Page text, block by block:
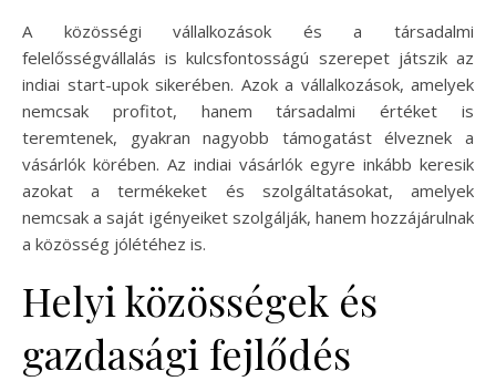
A közösségi vállalkozások és a társadalmi
felelősségvállalás is kulcsfontosságú szerepet játszik az
indiai start-upok sikerében. Azok a vállalkozások, amelyek
nemcsak profitot, hanem társadalmi értéket is
teremtenek, gyakran nagyobb támogatást élveznek a
vásárlók körében. Az indiai vásárlók egyre inkább keresik
azokat a termékeket és szolgáltatásokat, amelyek
nemcsak a saját igényeiket szolgálják, hanem hozzájárulnak
a közösség jólétéhez is.
Helyi közösségek és
gazdasági fejlődés